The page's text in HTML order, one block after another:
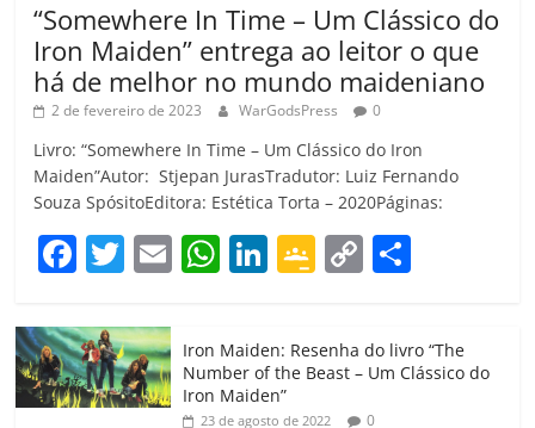
“Somewhere In Time – Um Clássico do
Iron Maiden” entrega ao leitor o que
há de melhor no mundo maideniano
2 de fevereiro de 2023 WarGodsPress 0
Livro: “Somewhere In Time – Um Clássico do Iron
Maiden”Autor: Stjepan JurasTradutor: Luiz Fernando
Souza SpósitoEditora: Estética Torta – 2020Páginas:
F
c
e
b
T
itt
er
E W
at
s
A
Li
e
dI
G
gl
e
C
p
y
Li
m
p
Iron Maiden: Resenha do livro “The
Number of the Beast – Um Clássico do
Iron Maiden”
23 de agosto de 2022 0